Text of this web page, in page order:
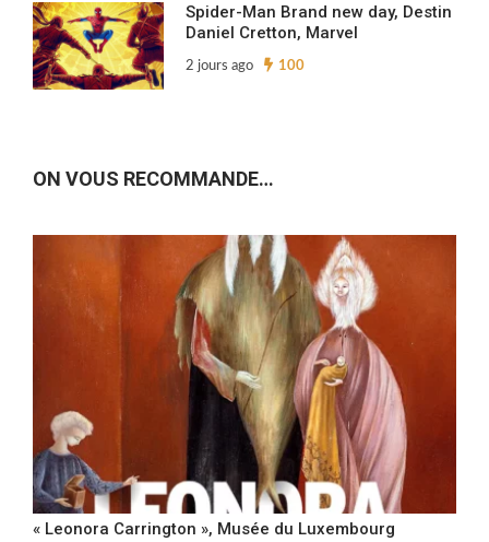
Spider-Man Brand new day, Destin
Daniel Cretton, Marvel
2 jours ago 100
ON VOUS RECOMMANDE…
« Leonora Carrington », Musée du Luxembourg